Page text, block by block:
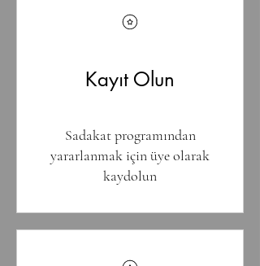
Kayıt Olun
Sadakat programından
yararlanmak için üye olarak
kaydolun